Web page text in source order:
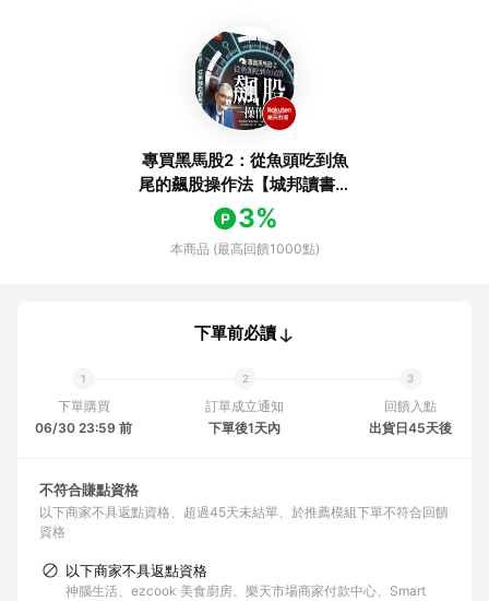
專買黑馬股2：從魚頭吃到魚
尾的飆股操作法【城邦讀書花
園】
3%
本商品 (最高回饋1000點)
下單前必讀
下單購買
06/30 23:59 前
訂單成立通知
下單後1天內
回饋入點
出貨日45天後
不符合賺點資格
以下商家不具返點資格 超過45天未結單
於推薦模組下單不符合回饋
資格
以下商家不具返點資格
神腦生活、ezcook 美食廚房、樂天市場商家付款中心、Smart